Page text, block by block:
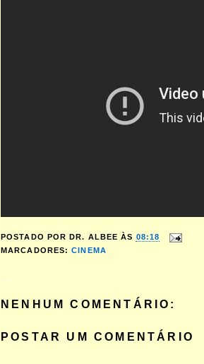
POSTADO POR DR. ALBEE ÀS 08:18
MARCADORES:CINEMA
NENHUM COMENTÁRIO:
POSTAR UM COMENTÁRIO